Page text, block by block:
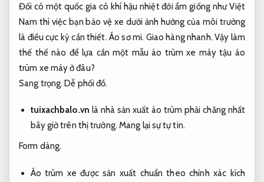
Đối có một quốc gia có khí hậu nhiệt đới ẩm giống như Việt
Nam thì việc bạn bảo vệ xe dưới ảnh hưởng của môi trường
là điều cực kỳ cần thiết. Áo sơ mi. Giao hàng nhanh. Vậy làm
thế thế nào để lựa cần một mẫu áo trùm xe máy tậu áo
trùm xe máy ở đâu?
Sang trọng. Dễ phối đồ.
tuixachbalo.vn là nhà sản xuất áo trùm phải chăng nhất
bây giờ trên thị trường. Mang lại sự tự tin.
Form dáng.
Áo trùm xe được sản xuất chuẩn theo chính xác kích